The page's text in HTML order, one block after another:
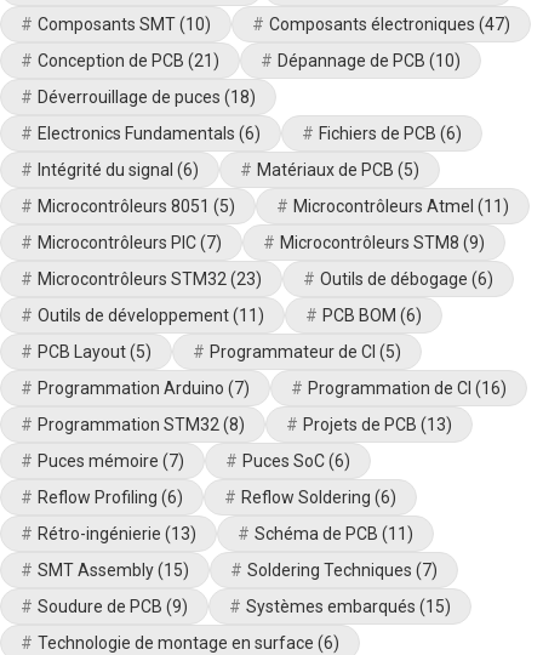
Composants SMT(10) Composants électroniques (47)
Conception de PCB (21) Dépannage de PCB (10)
Déverrouillage de puces (18)
Electronics Fundamentals (6) Fichiers de PCB (6)
Intégrité du signal (6) Matériaux de PCB (5)
Microcontrôleurs 8051 (5) Microcontrôleurs Atmel (11)
Microcontrôleurs PIC(7) Microcontrôleurs STM8 (9)
Microcontrôleurs STM32 (23) Outils de débogage (6)
Outils de développement(11) PCB BOM (6)
PCB Layout(5) Programmateur de CI (5)
Programmation Arduino (7) Programmation de CI (16)
Programmation STM32 (8) Projets de PCB (13)
Puces mémoire (7) Puces SoC(6)
Reflow Profiling (6) Reflow Soldering (6)
Rétro-ingénierie (13) Schéma de PCB (11)
SMT Assembly(15) Soldering Techniques (7)
Soudure de PCB (9) Systèmes embarqués (15)
Technologie de montage en surface (6)